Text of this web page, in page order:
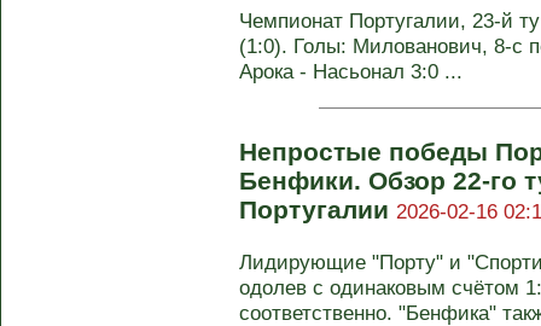
Чемпионат Португалии, 23-й
(1:0). Голы: Милованович, 8-с
Арока - Насьонал 3:0 ...
Непростые победы
Бенфики. Обзор 22-го
Португалии 2026-02-16
Лидирующие "Порту" и
одолев с одинаковым счётом
соответственно. "Бенфика"